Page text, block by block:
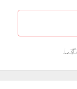
し